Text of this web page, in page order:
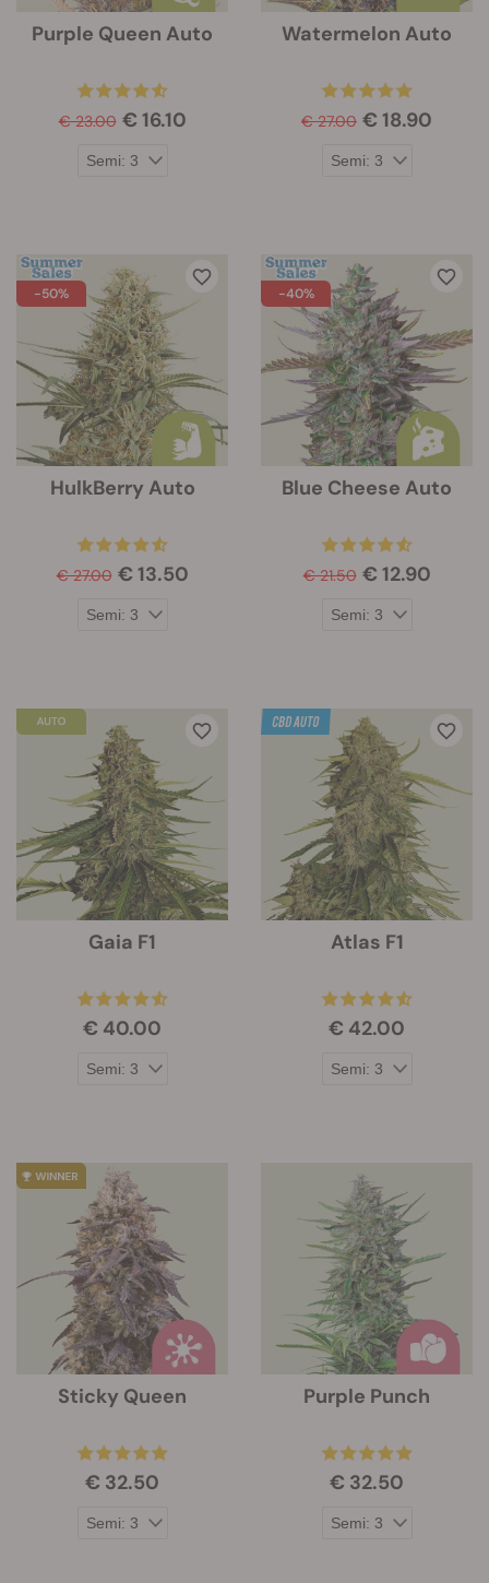
Purple Queen Auto
€ 23.00 € 16.10
Watermelon Auto
€ 27.00 € 18.90
-50%
HulkBerry Auto
€ 27.00 € 13.50
-40%
Blue Cheese Auto
€ 21.50 € 12.90
Gaia F1
€ 40.00
Atlas F1
€ 42.00
Sticky Queen
€ 32.50
Purple Punch
€ 32.50